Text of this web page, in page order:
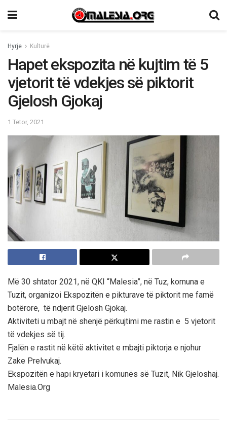
Hyrje Kulturë
Hapet ekspozita në kujtim të 5
vjetorit të vdekjes së piktorit
Gjelosh Gjokaj
1 Tetor, 2021
Më 30 shtator 2021, në QKI “Malesia”, në Tuz, komuna e
Tuzit, organizoi Ekspozitën e pikturave të piktorit me famë
botërore, të ndjerit Gjelosh Gjokaj.
Aktiviteti u mbajt në shenjë përkujtimi me rastin e 5 vjetorit
të vdekjes së tij.
Fjalën e rastit në këtë aktivitet e mbajti piktorja e njohur
Zake Prelvukaj.
Ekspozitën e hapi kryetari i komunës së Tuzit, Nik Gjeloshaj.
Malesia.Org